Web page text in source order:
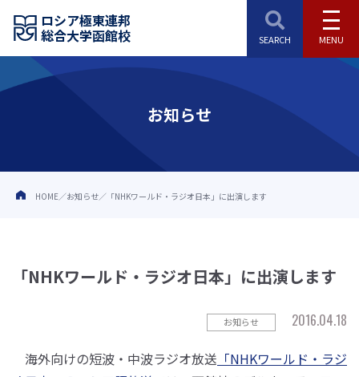
ロシア極東連邦
総合大学函館校
お知らせ
HOME お知らせ 「NHKワールド・ラジオ日本」に出演します
「NHKワールド・ラジオ日本」に出演します
お知らせ
2016.04.18
海外向けの短波・中波ラジオ放送 「NHKワールド・ラジ